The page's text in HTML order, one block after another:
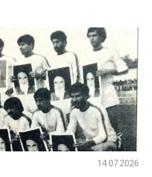
14.07.2026